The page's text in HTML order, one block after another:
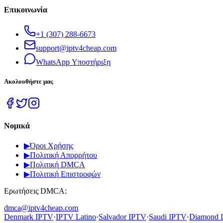
Επικοινωνία
+1 (307) 288-6673
support@iptv4cheap.com
WhatsApp Υποστήριξη
Ακολουθήστε μας
Νομικά
▶Όροι Χρήσης
▶Πολιτική Απορρήτου
▶Πολιτική DMCA
▶Πολιτική Επιστροφών
Ερωτήσεις DMCA:
dmca@iptv4cheap.com
Denmark IPTV·IPTV Latino·Salvador IPTV·Saudi IPTV·Diamond